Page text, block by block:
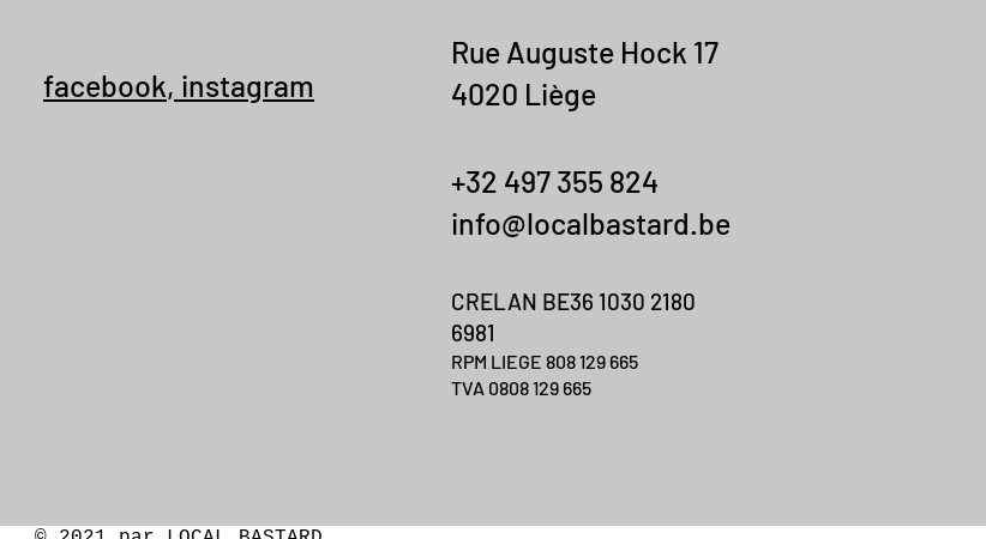
facebook, instagram
Rue Auguste Hock 17
4020 Liège
+32 497 355 824
info@localbastard.be
CRELAN BE36 1030 2180
6981
RPM LIEGE 808 129 665
TVA 0808 129 665